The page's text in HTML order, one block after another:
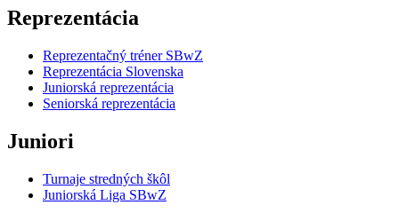
Reprezentácia
Reprezentačný tréner SBwZ
Reprezentácia Slovenska
Juniorská reprezentácia
Seniorská reprezentácia
Juniori
Turnaje stredných škôl
Juniorská Liga SBwZ